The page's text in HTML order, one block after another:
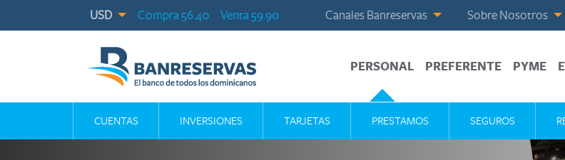
USD Compra 56.40 Venta 59.90 Canales Banreservas Sobre Nosotros
PERSONAL
CUENTAS INVERSIONES TARJETAS PRESTAMOS SEGUROS
PREFERENTE PYME